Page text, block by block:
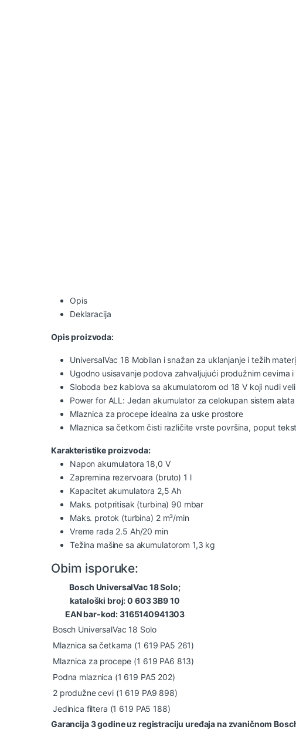
Opis
Deklaracija
Opis proizvoda:
UniversalVac 18 Mobilan i snažan za uklanjanje i težih
Ugodno usisavanje podova zahvaljujući produžnim cevima
Sloboda bez kablova sa akumulatorom od 18 V koji nudi
Power for ALL: Jedan akumulator za celokupan sistem
Mlaznica za procepe idealna za uske prostore
Mlaznica sa četkom čisti različite vrste površina, poput
Karakteristike proizvoda:
Napon akumulatora 18,0 V
Zapremina rezervoara (bruto) 1 l
Kapacitet akumulatora 2,5 Ah
Maks. potpritisak (turbina) 90 mbar
Maks. protok (turbina) 2 m³/min
Vreme rada 2.5 Ah/20 min
Težina mašine sa akumulatorom 1,3 kg
Obim isporuke:
Bosch UniversalVac 18 Solo;
kataloški broj: 0 603 3B9 10
EAN bar-kod: 3165140941303
Bosch UniversalVac 18 Solo
Mlaznica sa četkama (1 619 PA5 261)
Mlaznica za procepe (1 619 PA6 813)
Podna mlaznica (1 619 PA5 202)
2 produžne cevi (1 619 PA9 898)
Jedinica filtera (1 619 PA5 188)
Garancija 3 godine uz registraciju uređaja na zvaničnom